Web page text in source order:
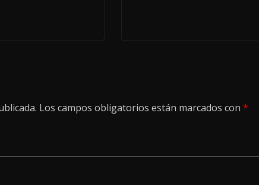
Los campos obligatorios están marcados con *